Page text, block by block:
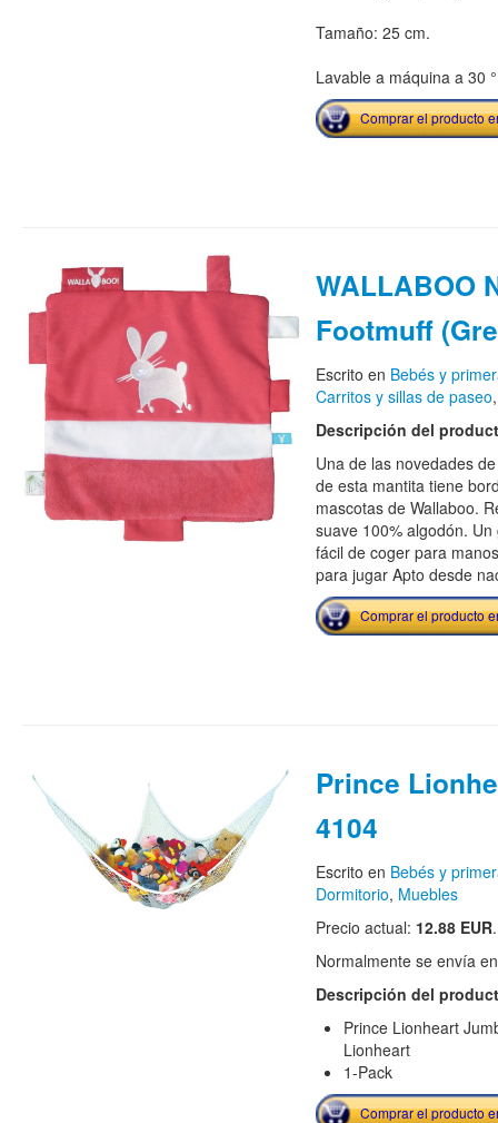
Tamaño: 25 cm.
Lavable a máquina a 30
Comprar el producto
WALLABOO
Footmuff
Escrito en Bebés y
Carritos y sillas de paseo
Descripción del
Una de las novedades
de esta mantita tiene
mascotas de Wallaboo.
suave 100% algodón.
fácil de coger para
para jugar Apto desde
Comprar el producto
Prince
4104
Escrito en Bebés y
Dormitorio, Muebles
Precio actual: 12.88 EUR
Normalmente se envía
Descripción del
Prince Lionheart
Lionheart
1-Pack
Comprar el producto